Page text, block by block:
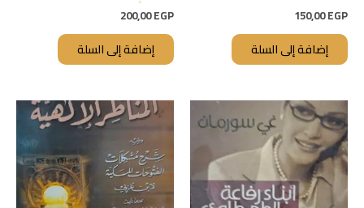
150,00EGP
إضافة إلى السلة
200,00EGP
إضافة إلى السلة